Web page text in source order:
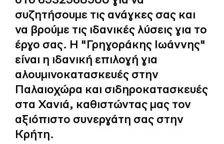
συζητήσουμε τις ανάγκες σας και
να βρούμε τις ιδανικές λύσεις για το
έργο σας. Η "Γρηγοράκης Ιωάννης"
είναι η ιδανική επιλογή για
αλουμινοκατασκευές στην
Παλαιοχώρα και σιδηροκατασκευές
στα Χανιά, καθιστώντας μας τον
αξιόπιστο συνεργάτη σας στην
Κρήτη.